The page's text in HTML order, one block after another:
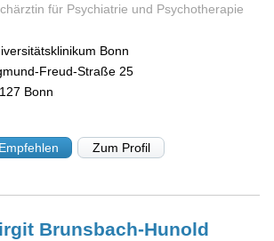
für Psychiatrie und Psychotherapie
Bonn
Freud-Straße 25
Bonn
Empfehlen Zum Profil
Brunsbach-Hunold